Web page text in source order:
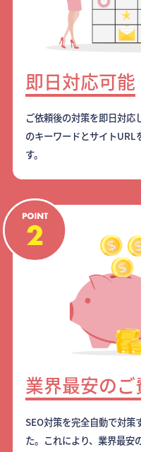
即日対応可能
ご依頼後の対策を即日対応
のキーワードとサイトURL
す。
業界最安のご
SEO対策を完全自動で対策
た。これにより、業界最安